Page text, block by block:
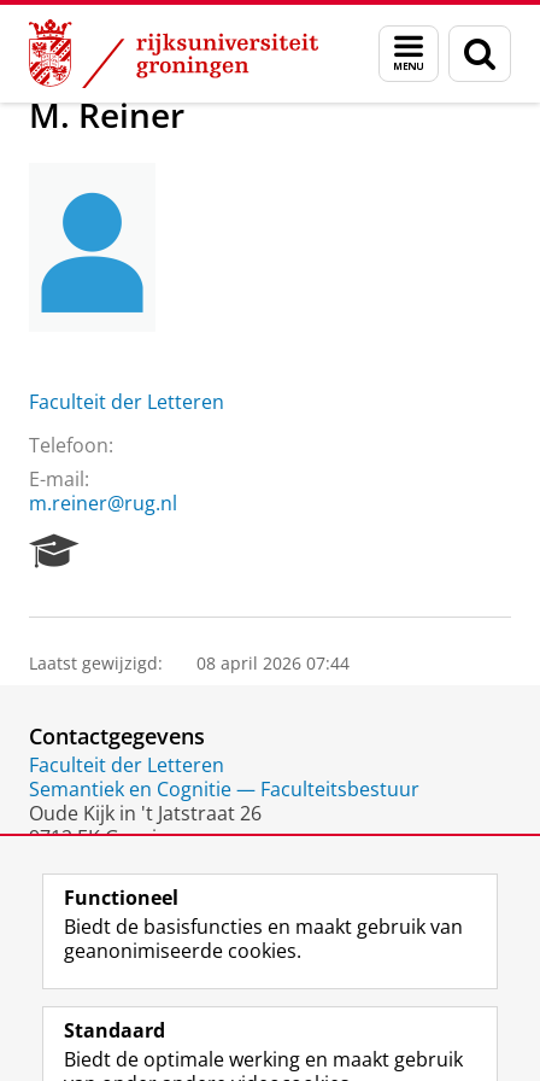
Skip
Content
Skip
Navigation
Menu
en
zoeken
Over ons M. Reiner
M. Reiner
Faculteit der Letteren
Telefoon:
E-mail:
m.reiner@rug.nl
e
r
P
o
r
t
a
Laatst gewijzigd: 08 april 2026 07:44
Contactgegevens
Faculteit der Letteren
Semantiek en Cognitie — Faculteitsbestuur
Oude Kijk in 't Jatstraat 26
9712 EK Groningen
Volg de RUG
F
a
e
L
i
k
R
S
-
I
n
t
Y
o
T
Studiekiezers
Functioneel
Biedt de basisfuncties en maakt gebruik van
geanonimiseerde cookies.
Standaard
Biedt de optimale werking en maakt gebruik